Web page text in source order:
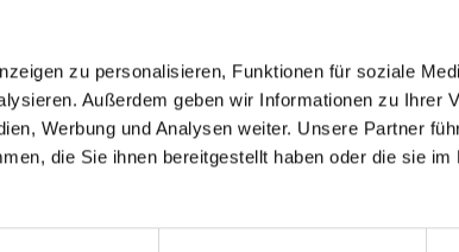
zu personalisieren, Funktionen für soziale
Außerdem geben wir Informationen zu Ihrer
Werbung und Analysen weiter. Unsere Partner
die Sie ihnen bereitgestellt haben oder die sie